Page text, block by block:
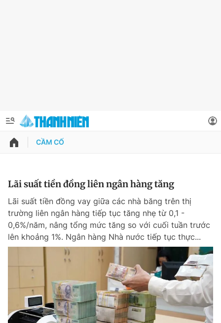
QUẢNG CÁO
Chuyên mục
Chuyên mục khác
Chào ngày mới Tin 24h
Tin thị trường Tin 360
Video Magazine
Thông tin tài khoản
Đổi mật khẩu
Tin đã lưu
Tin đã xem
Đăng xuất
CẦM CỐ
Lãi suất tiền đồng liên ngân hàng tăng
Lãi suất tiền đồng vay giữa các nhà băng trên thị
trường liên ngân hàng tiếp tục tăng nhẹ từ 0,1 -
0,6%/năm, nâng tổng mức tăng so với cuối tuần trước
lên khoảng 1%. Ngân hàng Nhà nước tiếp tục thực...